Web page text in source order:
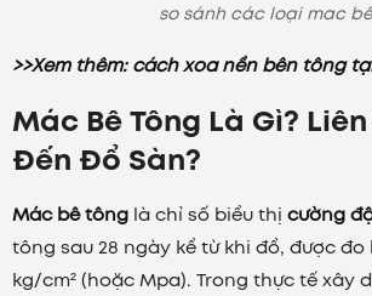
so sánh các loại mac
>>Xem thêm: cách xoa nền bên tông
Mác Bê Tông Là Gì?
Đến Đổ Sàn?
Mác bê tông là chỉ số biểu thị cường
tông sau 28 ngày kể từ khi đổ, được
kg/cm² (hoặc Mpa). Trong thực tế xây